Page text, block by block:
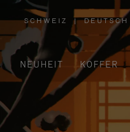
SCHWEIZ
,
WÄHLEN
IHRE
REGION
AUS
| DEUTSCH
NEUHEIT KOFFER